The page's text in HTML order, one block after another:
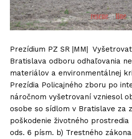
Prezídium PZ SR |MM|
Bratislava odboru odhaľovania
materiálov a environmentálnej
Prezídia Policajného zboru po
náročnom vyšetrovaní vzniesol
osobe so sídlom v Bratislave za
poškodenie životného prostredia
ods. 6 písm. b) Trestného